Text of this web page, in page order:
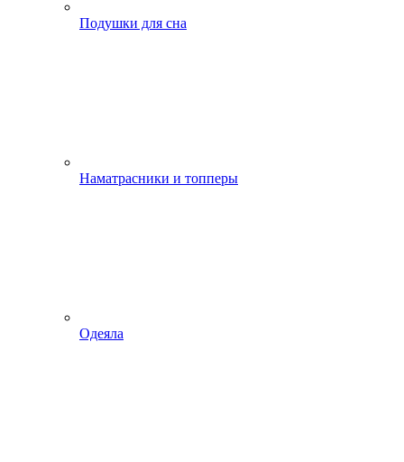
Подушки для сна
Наматрасники и топперы
Одеяла